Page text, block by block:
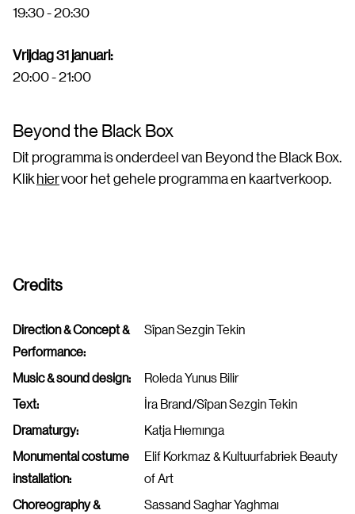
19:30 - 20:30
Vrijdag 31 januari:
20:00 - 21:00
Beyond the Black Box
Dit programma is onderdeel van Beyond the Black Box.
Klikhiervoor het gehele programma en kaartverkoop.
Credits
Direction & Concept &
Performance:
Sîpan Sezgin Tekin
Music & sound design:
Roleda Yunus Bilir
Text:
İra Brand/Sîpan Sezgin Tekin
Dramaturgy:
Katja Hıemınga
Monumental costume
installation:
Elif Korkmaz & Kultuurfabriek Beauty
of Art
Choreography &
Sassand Saghar Yaghmaı